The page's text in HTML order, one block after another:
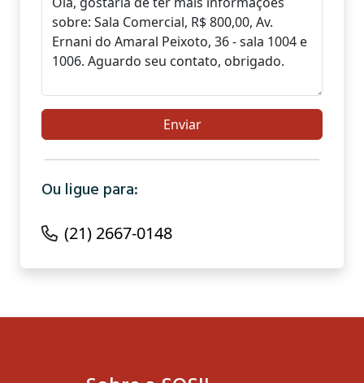
Ou ligue para:
(21) 2667-0148